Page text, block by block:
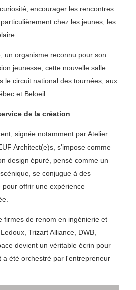
encourager les rencontres
chez les jeunes, les
un organisme reconnu pour son
jeunesse, cette nouvelle salle
le circuit national des tournées, aux
et Beloeil.
de la création
signée notamment par Atelier
Architect(e)s, s'impose comme
design épuré, pensé comme un
se conjugue à des
pour offrir une expérience
firmes de renom en ingénierie et
Trizart Alliance, DWB,
devient un véritable écrin pour
a été orchestré par l'entrepreneur